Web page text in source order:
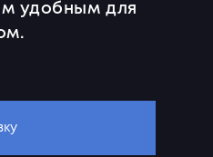
удобным для